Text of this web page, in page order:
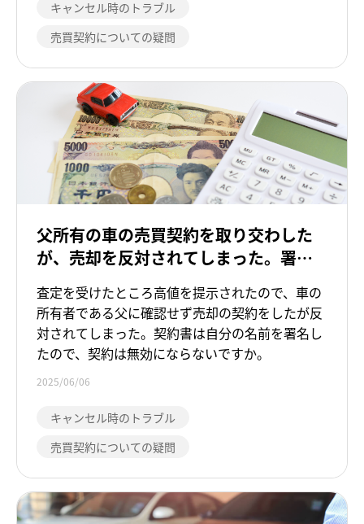
キャンセル時のトラブル
売買契約についての疑問
父所有の車の売買契約を取り交わした
が、売却を反対されてしまった。署名
をしたのは父ではないので、契約は無
効になりませんか。
査定を受けたところ高値を提示されたので、車の
所有者である父に確認せず売却の契約をしたが反
対されてしまった。契約書は自分の名前を署名し
たので、契約は無効にならないですか。
2025/06/06
キャンセル時のトラブル
売買契約についての疑問